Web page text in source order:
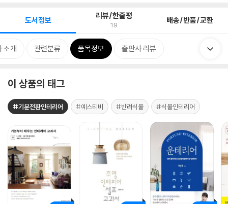
도서정보 리뷰/한줄평
19 배송/반품/교환
소개 관련분류 품목정보 출판사 리뷰
이 상품의 태그
#기분전환인테리어 #예스티비 #반려식물 #식물인테리어